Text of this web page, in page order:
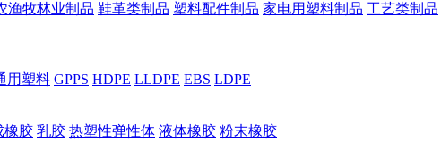
渔牧林业制品 鞋革类制品 塑料配件制品 家电用塑料制品 工艺类制品
用塑料 GPPS HDPE LLDPE EBS LDPE
橡胶 乳胶 热塑性弹性体 液体橡胶 粉末橡胶